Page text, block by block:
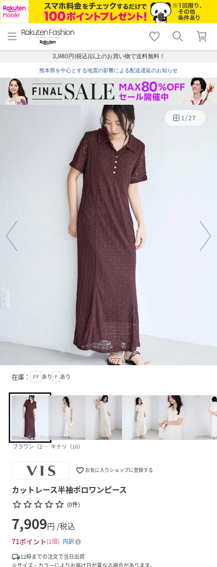
menu home
トップ
shopping_cart lock_outline
ログイン
3,980円(税込)以上のお買い物で送料無料！
熊本県を中心とする地震の影響による配送遅延のお知らせ
1/27
在庫： PF あり F あり
ブラウン（22） キナリ（16）
favorite_border お気に入りショップに登録する
カットレース半袖ポロワンピース
star_borderstar_borderstar_borderstar_borderstar_border (0件)
7,909円 /税込
71ポイント 1倍
内訳
local_shipping12時までの注文で当日出荷
※サイズ・カラーによりお届け日が異なる場合があります。